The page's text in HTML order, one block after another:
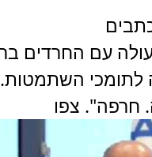
עם החרדים
לתומכי השתמטות.
חרפה". צפו